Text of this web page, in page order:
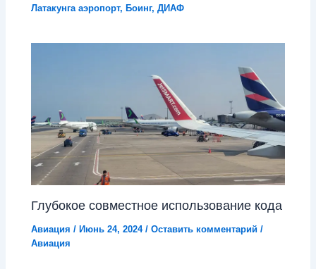
Латакунга аэропорт,Боинг,ДИАФ
Глубокое совместное использование кода
Авиация /Июнь 24, 2024/Оставить комментарий /
Авиация